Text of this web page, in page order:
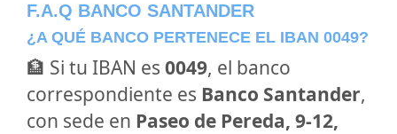
F.A.Q BANCO SANTANDER
¿A QUÉ BANCO PERTENECE EL IBAN 0049?
🏦 Si tu IBAN es 0049, el banco
correspondiente es Banco Santander,
con sede en Paseo de Pereda, 9-12,